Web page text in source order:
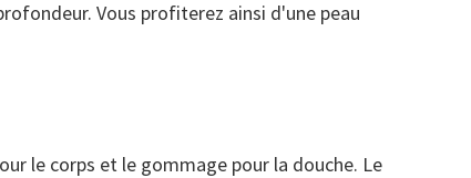
Vous profiterez ainsi d'une peau
le corps et le gommage pour la douche. Le